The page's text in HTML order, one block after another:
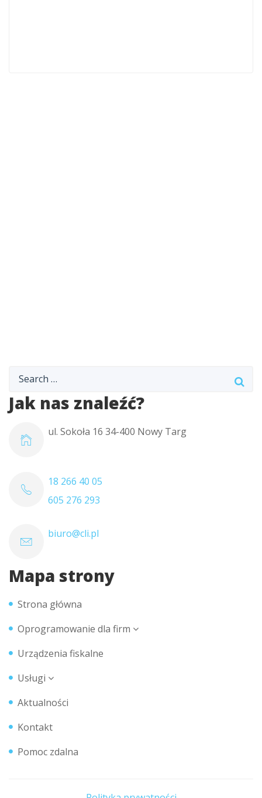
Jak nas znaleźć?
ul. Sokoła 16 34-400 Nowy Targ
18 266 40 05
605 276 293
biuro@cli.pl
Mapa strony
Strona główna
Oprogramowanie dla firm
Urządzenia fiskalne
Usługi
Aktualności
Kontakt
Pomoc zdalna